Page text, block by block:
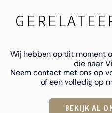
Wij hebben op dit moment
die naar
Neem contact met ons op
of een volledig op
BEKIJK AL